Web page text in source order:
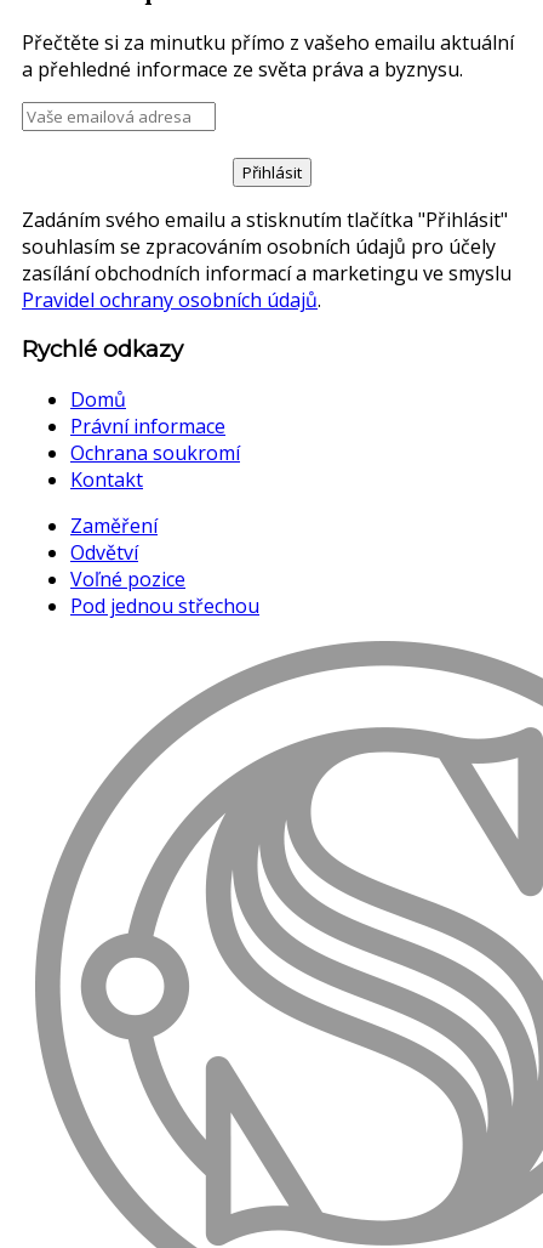
Přečtěte si za minutku přímo z vašeho emailu aktuální
a přehledné informace ze světa práva a byznysu.
Zadáním svého emailu a stisknutím tlačítka "Přihlásit"
souhlasím se zpracováním osobních údajů pro účely
zasílání obchodních informací a marketingu ve smyslu
Pravidel ochrany osobních údajů.
Rychlé odkazy
Domů
Právní informace
Ochrana soukromí
Kontakt
Zaměření
Odvětví
Voľné pozice
Pod jednou střechou